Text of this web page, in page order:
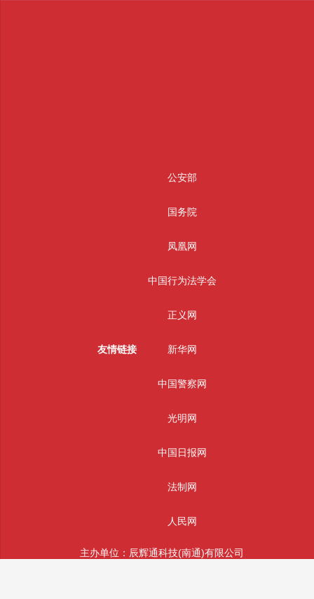
友情链接
公安部
国务院
凤凰网
中国行为法学会
正义网
新华网
中国警察网
光明网
中国日报网
法制网
人民网
主办单位：辰辉通科技(南通)有限公司